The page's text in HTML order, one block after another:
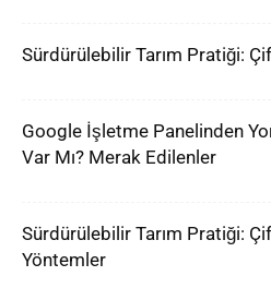
Sürdürülebilir Tarım Pratiği:
Google İşletme Panelinden
Var Mı? Merak Edilenler
Sürdürülebilir Tarım Pratiği:
Yöntemler